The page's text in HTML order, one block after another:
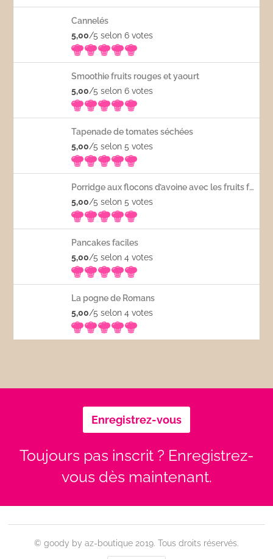
Cannelés
5,00/5 selon 6votes
Smoothie fruits rouges et yaourt
5,00/5 selon 6votes
Tapenade de tomates séchées
5,00/5 selon 5votes
Porridge aux flocons d’avoine avec les fruits frais
5,00/5 selon 5votes
Pancakes faciles
5,00/5 selon 4votes
La pogne de Romans
5,00/5 selon 4votes
Enregistrez-vous
Toujours pas inscrit ? Enregistrez-
vous dès maintenant.
© goody by az-boutique 2019. Tous droits réservés.